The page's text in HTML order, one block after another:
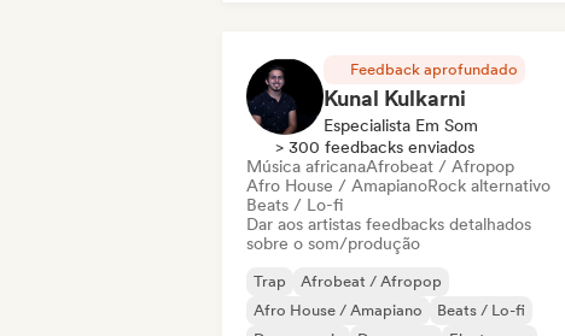
Feedback aprofundado
Kunal Kulkarni
Especialista Em Som
> 300 feedbacks enviados
Música africanaAfrobeat / Afropop
Afro House / AmapianoRock alternativo
Beats / Lo-fi
Dar aos artistas feedbacks detalhados
sobre o som/produção
Trap
Afrobeat / Afropop
Afro House / Amapiano
Beats / Lo-fi